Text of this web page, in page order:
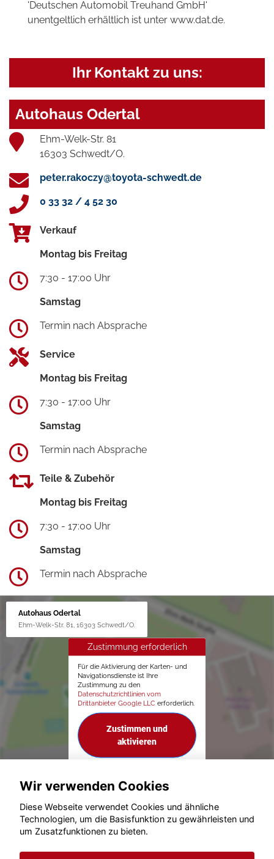
'Deutschen Automobil Treuhand GmbH'
unentgeltlich erhältlich ist unter www.dat.de.
Ihr Kontakt zu uns:
Autohaus Odertal
Ehm-Welk-Str. 81
16303 Schwedt/O.
peter.rakoczy@toyota-schwedt.de
0 33 32 / 4 52 30
Verkauf
Montag bis Freitag
7:30 - 17:00 Uhr
Samstag
Termin nach Absprache
Service
Montag bis Freitag
7:30 - 17:00 Uhr
Samstag
Termin nach Absprache
Teile & Zubehör
Montag bis Freitag
7:30 - 17:00 Uhr
Samstag
Termin nach Absprache
Autohaus Odertal
Ehm-Welk-Str. 81, 16303 Schwedt/O.
Zustimmung erforderlich
Für die Aktivierung der Karten- und
Navigationsdienste ist Ihre
Zustimmung zu den
Datenschutzrichtlinien vom
Drittanbieter Google LLC erforderlich.
Zustimmen und
aktivieren
© konjunkturmotor.de GmbH 2020 - 2026
Wir verwenden Cookies
Diese Webseite verwendet Cookies und ähnliche
Technologien, um die Basisfunktion zu gewährleisten und
um Zusatzfunktionen zu bieten.